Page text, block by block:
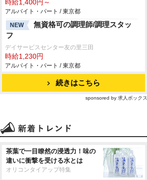
時給1,400円～
アルバイト・パート / 東京都
NEW
無資格可の調理師/調理スタッ
フ
デイサービスセンター友の里三田
時給1,230円
アルバイト・パート / 東京都
続きはこちら
sponsored by 求人ボックス
茶葉で一目瞭然の浸透力！味の
違いに衝撃を受ける水とは
オリコンタイアップ特集